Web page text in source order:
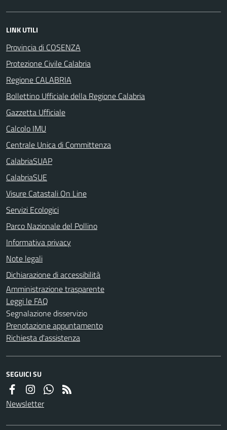
LINK UTILI
Provincia di COSENZA
Protezione Civile Calabria
Regione CALABRIA
Bollettino Ufficiale della Regione Calabria
Gazzetta Ufficiale
Calcolo IMU
Centrale Unica di Committenza
CalabriaSUAP
CalabriaSUE
Visure Catastali On Line
Servizi Ecologici
Parco Nazionale del Pollino
Informativa privacy
Note legali
Dichiarazione di accessibilità
Amministrazione trasparente
Leggi le FAQ
Segnalazione disservizio
Prenotazione appuntamento
Richiesta d'assistenza
SEGUICI SU
Newsletter